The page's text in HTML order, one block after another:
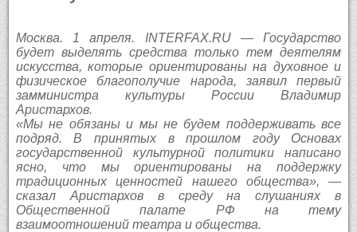
Москва. 1 апреля. INTERFAX.RU — Государство
будет выделять средства только тем деятелям
искусства, которые ориентированы на духовное и
физическое благополучие народа, заявил первый
замминистра культуры России Владимир
Аристархов.
«Мы не обязаны и мы не будем поддерживать все
подряд. В принятых в прошлом году Основах
государственной культурной политики написано
ясно, что мы ориентированы на поддержку
традиционных ценностей нашего общества», —
сказал Аристархов в среду на слушаниях в
Общественной палате РФ на тему
взаимоотношений театра и общества.